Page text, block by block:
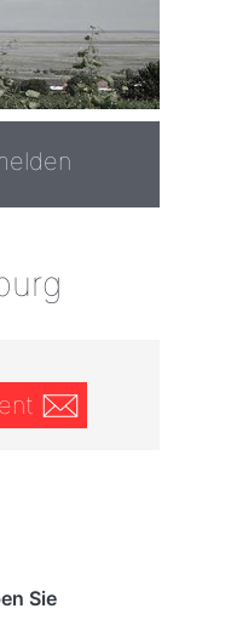
Sie